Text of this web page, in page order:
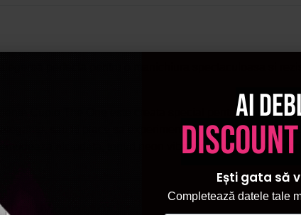
perfecta pentru o manichiura spectaculoasa si
Cupio The One este creata special pentru toate
sau iti place sa experimentezi cu straluciri si
niciodata, tonuri neon vibrante si multe alte
gel UV.
Ai
Ești gata să
Completează datele tale